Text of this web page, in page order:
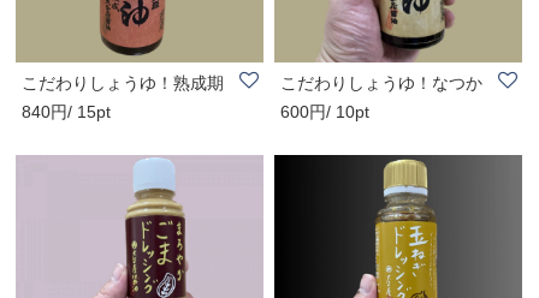
こだわりしょうゆ！熟成期
間2倍でうまみ..
840円/ 15pt
こだわりしょうゆ！なつか
しい昔ながらの..
600円/ 10pt